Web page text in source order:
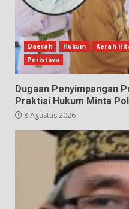
Daerah Hukum Kerah
Peristiwa
Dugaan Penyimpangan
Praktisi Hukum Minta
8 Agustus 2026